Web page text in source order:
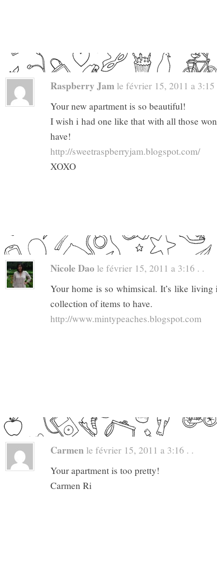
Raspberry Jam le février 15, 2011 a 3:15
Your new apartment is so beautiful!
I wish i had one like that with all those
have!
http://sweetraspberryjam.blogspot.com/
XOXO
Nicole Dao le février 15, 2011 a 3:16 . .
Your home is so whimsical. It’s like
collection of items to have.
http://www.mintypeaches.blogspot.com
Carmen le février 15, 2011 a 3:16 . .
Your apartment is too pretty!
Carmen Ri